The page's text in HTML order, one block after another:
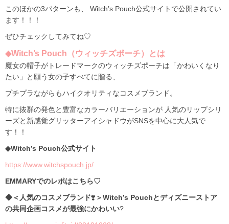
このほかの3パターンも、 Witch’s Pouch公式サイトで公開されてい
ます！！！
ぜひチェックしてみてね♡
◆Witch’s Pouch （ウィッチズポーチ）とは
魔女の帽子がトレードマークのウィッチズポーチは「かわいくなり
たい」と願う女の子すべてに贈る、
プチプラながらもハイクオリティなコスメブランド。
特に抜群の発色と豊富なカラーバリエーションが 人気のリップシリ
ーズと新感覚グリッターアイシャドウがSNSを中心に大人気で
す！！
◆Witch’s Pouch公式サイト
https://www.witchspouch.jp/
EMMARYでのレポはこちら♡
◆＜人気のコスメブランド❣️ ＞Witch’s Pouchとディズニーストア
の共同企画コスメが最強にかわいい?